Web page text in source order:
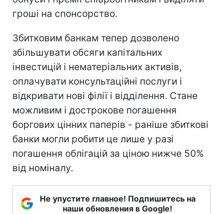
гроші на спонсорство.
Збитковим банкам тепер дозволено
збільшувати обсяги капітальних
інвестицій і нематеріальних активів,
оплачувати консультаційні послуги і
відкривати нові філії і відділення. Стане
можливим і дострокове погашення
боргових цінних паперів - раніше збиткові
банки могли робити це лише у разі
погашення облігацій за ціною нижче 50%
від номіналу.
Не упустите главное! Подпишитесь на
наши обновления в Google!